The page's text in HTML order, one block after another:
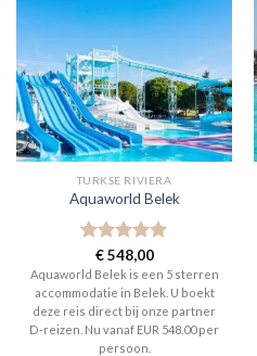
TURKSE RIVIERA
Aquaworld Belek
Gewaardeerd
5uit 5
€548,00
Aquaworld Belek is een 5 sterren
accommodatie in Belek. U boekt
deze reis direct bij onze partner
D-reizen. Nu vanaf EUR 548.00 per
persoon.